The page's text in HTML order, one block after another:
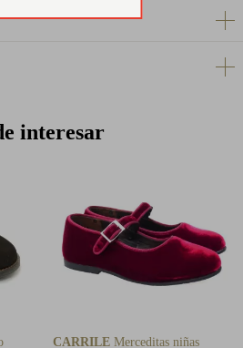
interesar
CARRILE Merceditas niñas